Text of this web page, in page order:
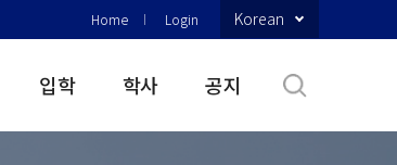
Home Login Korean
입학 학사 공지